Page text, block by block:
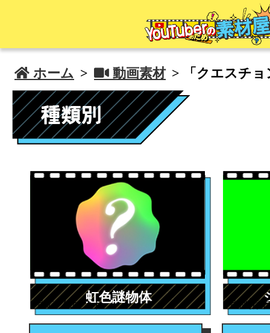
 ホーム >  動画素材 > 「クエスチ
#エフェクト虹色謎物体 #感情